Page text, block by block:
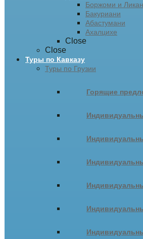
Боржоми и
Бакуриани
Абастумани
Ахалцихе
Close
Close
Туры по Кавказу
Туры по Грузии
Горящие